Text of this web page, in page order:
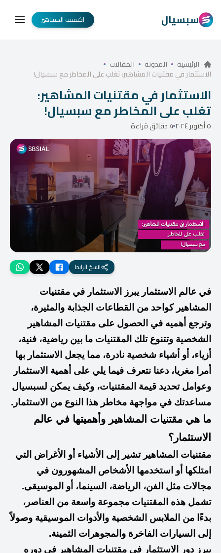
سبسيال اكتشف المشاهير
الرئيسية المدونة المقالات
الاستثمار في مقتنيات المشاهير: تغلب على المخاطر مع سبسيال!
الاستثمار في مقتنيات المشاهير:
تغلب على المخاطر مع سبسيال!
٥ أكتوبر ٢٠٢٤ 4 دقائق قراءة
انسخ الرابط
في عالم الاستثمار يبرز الاستثمار في مقتنيات
المشاهير كواحد من القطاعات الجذابة والمثيرة،
وترجع أهميه في الحصول على مقتنيات المشاهير
الشخصية وتتنوع تلك المقتنيات ما بين رياضية، فنية،
أزياء، أو أشياء شخصية نادرة، مما يجعل الاستثمار بها
أمرا مغريا، دعنا نتعرف فيما يلي على أهمية الاستثمار
وعوامل تحديد قيمة المقتنيات، وكيف يمكن لسبسيال
مساعدتك في مواجهة مخاطر هذا النوع من الاستثمار.
ما هي مقتنيات المشاهير وأهميتها في عالم
الاستثمار؟
مقتنيات المشاهير تشير إلى الأشياء أو الأغراض التي
امتلكها أو استخدمها الأشخاص المشهورون في
مجالات مثل الفن، الرياضة، السينما، أو الموسيقى.
تشمل هذه المقتنيات مجموعة واسعة من العناصر،
بدءًا من الملابس الشخصية والأدوات الموسيقية وصولاً
إلى السيارات الفاخرة والمجوهرات الثمينة.
يبرز دور الاستثمار في مقتنيات المشاهير في دوره